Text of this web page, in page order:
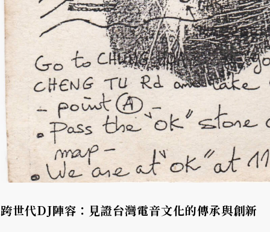
跨世代DJ陣容：見證台灣電音文化的傳承與創新